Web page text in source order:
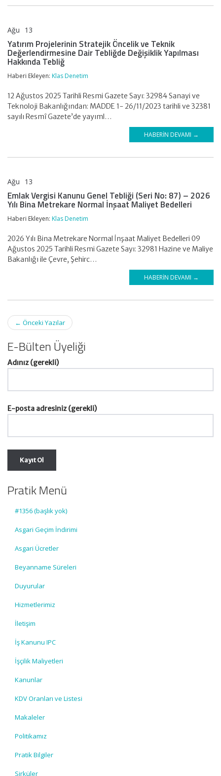
Ağu 13
Yatırım Projelerinin Stratejik Öncelik ve Teknik
Değerlendirmesine Dair Tebliğde Değişiklik Yapılması
Hakkında Tebliğ
Haberi Ekleyen: Klas Denetim
12 Ağustos 2025 Tarihli Resmi Gazete Sayı: 32984 Sanayi ve
Teknoloji Bakanlığından: MADDE 1- 26/11/2023 tarihli ve 32381
sayılı Resmî Gazete’de yayıml…
HABERIN DEVAMI →
Ağu 13
Emlak Vergisi Kanunu Genel Tebliği (Seri No: 87) – 2026
Yılı Bina Metrekare Normal İnşaat Maliyet Bedelleri
Haberi Ekleyen: Klas Denetim
2026 Yılı Bina Metrekare Normal İnşaat Maliyet Bedelleri 09
Ağustos 2025 Tarihli Resmi Gazete Sayı: 32981 Hazine ve Maliye
Bakanlığı ile Çevre, Şehirc…
HABERIN DEVAMI →
Post
navigation
← Önceki Yazılar
E-Bülten Üyeliği
Adınız (gerekli)
E-posta adresiniz (gerekli)
Pratik Menü
#1356 (başlık yok)
Asgari Geçim İndirimi
Asgari Ücretler
Beyanname Süreleri
Duyurular
Hizmetlerimiz
İletişim
İş Kanunu IPC
İşçilik Maliyetleri
Kanunlar
KDV Oranları ve Listesi
Makaleler
Politikamız
Pratik Bilgiler
Sirküler